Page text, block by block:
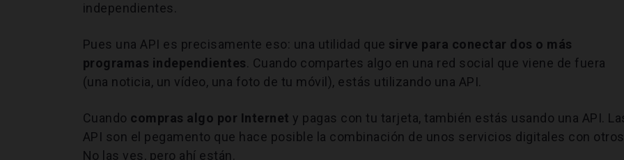
independientes.
Pues una API es precisamente eso: una utilidad que sirve para conectar dos o más
programas independientes. Cuando compartes algo en una red social que viene de fuera
(una noticia, un vídeo, una foto de tu móvil), estás utilizando una API.
Cuando compras algo por Internet y pagas con tu tarjeta, también estás usando una API.
API son el pegamento que hace posible la combinación de unos servicios digitales con
No las ves, pero ahí están.